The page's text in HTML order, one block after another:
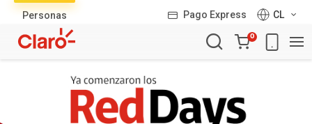
Personas Pago Express
CL
Carro
de
0
productos